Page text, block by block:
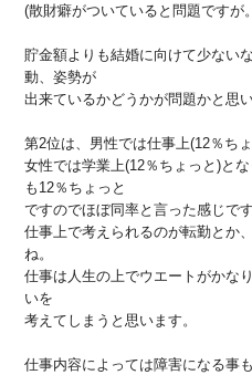
(散財癖がついていると問題ですが
貯金額よりも結婚に向けて少ない
動、姿勢が
出来ているかどうかが問題かと思い
第2位は、男性では仕事上(12％ち
女性では学業上(12％ちょっと)と
も12％ちょっと
ですのでほぼ同率と言った感じです
仕事上で考えられるのが転勤とか
ね。
仕事は人生の上でウエートがかな
いを
考えてしまうと思います。
仕事内容によっては障害になる事